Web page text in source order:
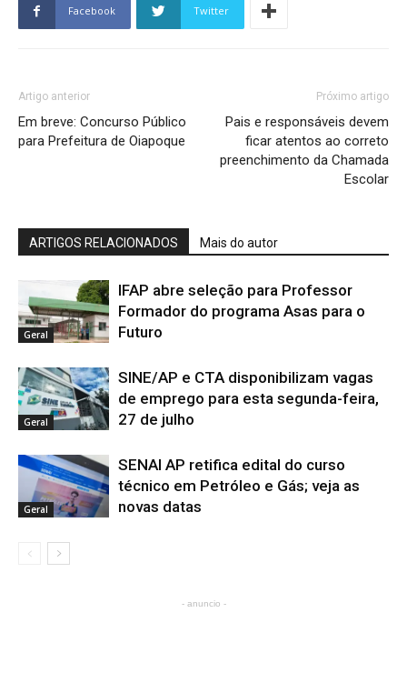
Facebook Twitter
Artigo anterior
Em breve: Concurso Público
para Prefeitura de Oiapoque
Próximo artigo
Pais e responsáveis devem
ficar atentos ao correto
preenchimento da Chamada
Escolar
ARTIGOS RELACIONADOS Mais do autor
Geral
IFAP abre seleção para Professor
Formador do programa Asas para o
Futuro
Geral
SINE/AP e CTA disponibilizam vagas
de emprego para esta segunda-feira,
27 de julho
Geral
SENAI AP retifica edital do curso
técnico em Petróleo e Gás; veja as
novas datas
- anuncio -